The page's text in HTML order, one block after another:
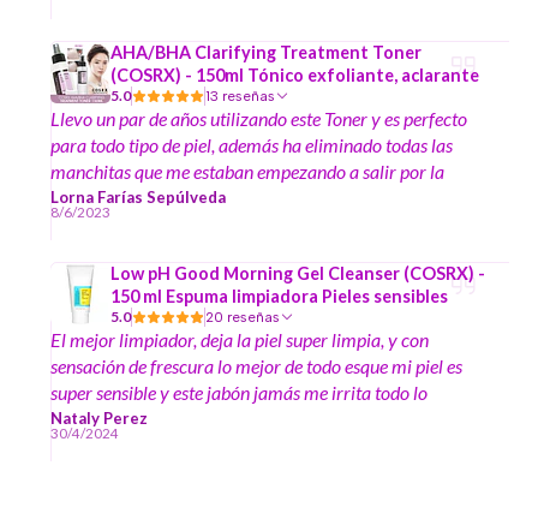
AHA/BHA Clarifying Treatment Toner
(COSRX) - 150ml Tónico exfoliante, aclarante
5.0 13 reseñas
Llevo un par de años utilizando este Toner y es perfecto
para todo tipo de piel, además ha eliminado todas las
manchitas que me estaban empezando a salir por la
edad.
Lorna Farías Sepúlveda
8/6/2023
Low pH Good Morning Gel Cleanser (COSRX) -
150 ml Espuma limpiadora Pieles sensibles
5.0 20 reseñas
El mejor limpiador, deja la piel super limpia, y con
sensación de frescura lo mejor de todo esque mi piel es
super sensible y este jabón jamás me irrita todo lo
contrario. Muy bueno
Nataly Perez
30/4/2024